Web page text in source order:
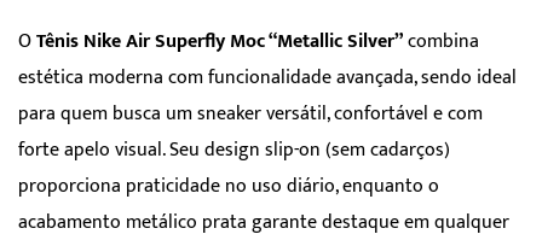
OTênis Nike Air Superfly Moc “Metallic Silver”combina
estética moderna com funcionalidade avançada, sendo ideal
para quem busca um sneaker versátil, confortável e com
forte apelo visual. Seu design slip-on (sem cadarços)
proporciona praticidade no uso diário, enquanto o
acabamento metálico prata garante destaque em qualquer